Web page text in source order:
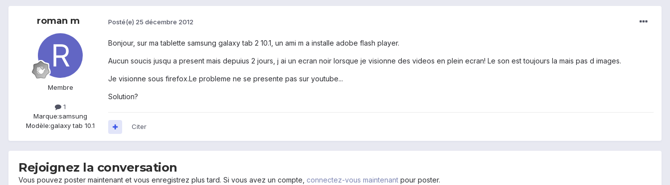
roman m
Membre
1
Marque:samsung
Modèle:galaxy tab 10.1
Posté(e) 25 décembre 2012
Bonjour, sur ma tablette samsung galaxy tab 2 10.1, un ami m a installe adobe flash player.
Aucun soucis jusqu a present mais depuius 2 jours, j ai un ecran noir lorsque je visionne des videos en plein ecran! Le son est toujours la mais pas d images.
Je visionne sous firefox.Le probleme ne se presente pas sur youtube...
Solution?
Citer
Rejoignez la conversation
Vous pouvez poster maintenant et vous enregistrez plus tard. Si vous avez un compte, connectez-vous maintenant pour poster.